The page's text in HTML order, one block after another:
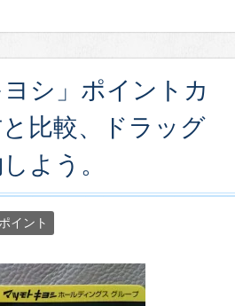
ヨシ」ポイントカ
比較、ドラッグ
よう。
イント